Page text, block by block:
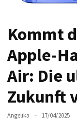
perfekte
Wahl:
Ein
Vergleich
zwischen
dem
Galaxy
Kommt
Apple-
Air: Die
Zukunft
Angelika 17/04/2025